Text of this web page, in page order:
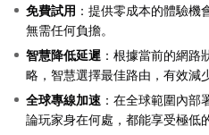
免費試用 ：提供零成本的體驗機
無需任何負擔。
智慧降低延遲 ：根據當前的網路
略，智慧選擇最佳路由，有效減
全球專線加速 ：在全球範圍內部
論玩家身在何處，都能享受極低